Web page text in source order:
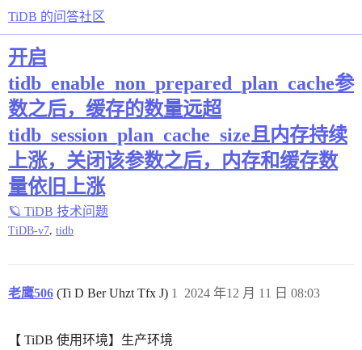
TiDB 的问答社区
开启
tidb_enable_non_prepared_plan_cache参
数之后，缓存的数量远超
tidb_session_plan_cache_size且内存持续
上涨，关闭该参数之后，内存和缓存数
量依旧上涨
🪐 TiDB 技术问题
TiDB-v7 tidb
老鹰506 (Ti D Ber Uhzt Tfx J) 2024 年12 月 11 日 08:03
1
【 TiDB 使用环境】生产环境